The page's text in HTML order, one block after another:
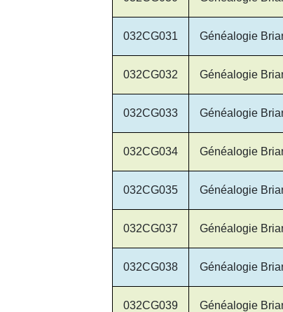
032CG031 Généalogie
032CG032 Généalogie
032CG033 Généalogie
032CG034 Généalogie
032CG035 Généalogie
032CG037 Généalogie
032CG038 Généalogie
032CG039 Généalogie